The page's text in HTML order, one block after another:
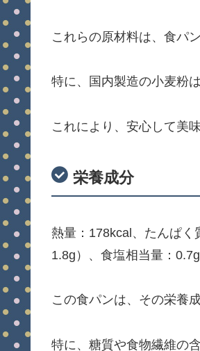
これらの原材料は、食パ
特に、国内製造の小麦粉
これにより、安心して美
栄養成分
熱量：178kcal、たんぱく
1.8g）、食塩相当量：0.7g
この食パンは、その栄養
特に、糖質や食物繊維の